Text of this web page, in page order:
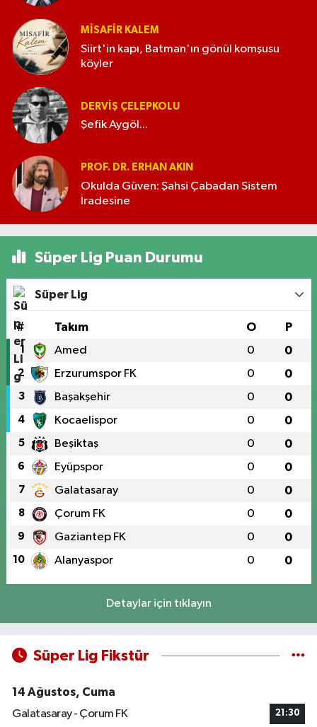
MISAFIR KALEM
Siirt'in kapı, Batman'ın gönül komşusu
köyler
DERVIŞ ÇELEPKOLU
Şefik Aygöl...
PROF. DR. ERHAN AKIN
Okulda Güven: Şahsi Çabadan Sistem
İradesine
Süper Lig Puan Durumu
Süper Lig
# Takım O P
1 Amed 0 0
2 Erzurumspor FK 0 0
3 Başakşehir 0 0
4 Kocaelispor 0 0
5 Beşiktaş 0 0
6 Eyüpspor 0 0
7 Galatasaray 0 0
8 Çorum FK 0 0
9 Gaziantep FK 0 0
10 Alanyaspor 0 0
Detaylar için tıklayın
Süper Lig Fikstür
14 Ağustos, Cuma
Galatasaray - Çorum FK
21:30